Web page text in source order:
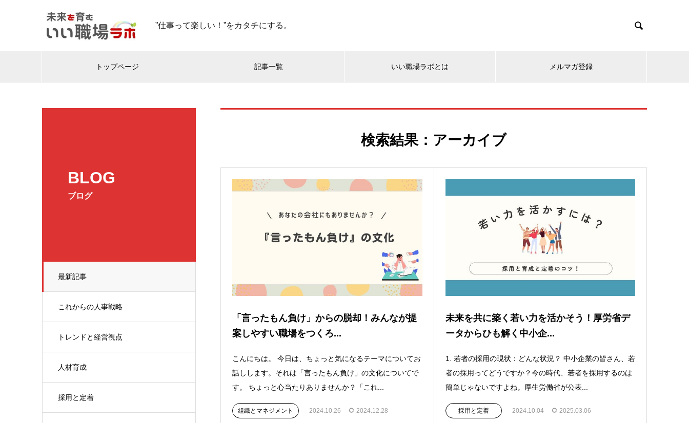
”仕事って楽しい！”をカタチにする。 
トップページ 記事一覧 いい職場ラボとは メルマガ登録
BLOG
ブログ
最新記事
これからの人事戦略
トレンドと経営視点
人材育成
採用と定着
検索結果：アーカイブ
「言ったもん負け」からの脱却！みんなが提
案しやすい職場をつくろ...
こんにちは。 今日は、ちょっと気になるテーマについてお
話しします。それは「言ったもん負け」の文化についてで
す。 ちょっと心当たりありませんか？「これ...
組織とマネジメント 2024.10.26 2024.12.28
未来を共に築く若い力を活かそう！厚労省デ
ータからひも解く中小企...
1. 若者の採用の現状：どんな状況？ 中小企業の皆さん、若
者の採用ってどうですか？今の時代、若者を採用するのは
簡単じゃないですよね。厚生労働省が公表...
採用と定着 2024.10.04 2025.03.06